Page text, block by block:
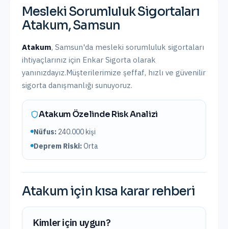
Mesleki Sorumluluk Sigortaları
Atakum,Samsun
Atakum, Samsun'da mesleki sorumluluk sigortaları
ihtiyaçlarınız için Enkar Sigorta olarak
yanınızdayız.Müşterilerimize şeffaf, hızlı ve güvenilir
sigorta danışmanlığı sunuyoruz.
AtakumÖzelinde Risk Analizi
Nüfus: 240.000kişi
Deprem Riski:Orta
Atakum için kısa karar rehberi
Kimler için uygun?